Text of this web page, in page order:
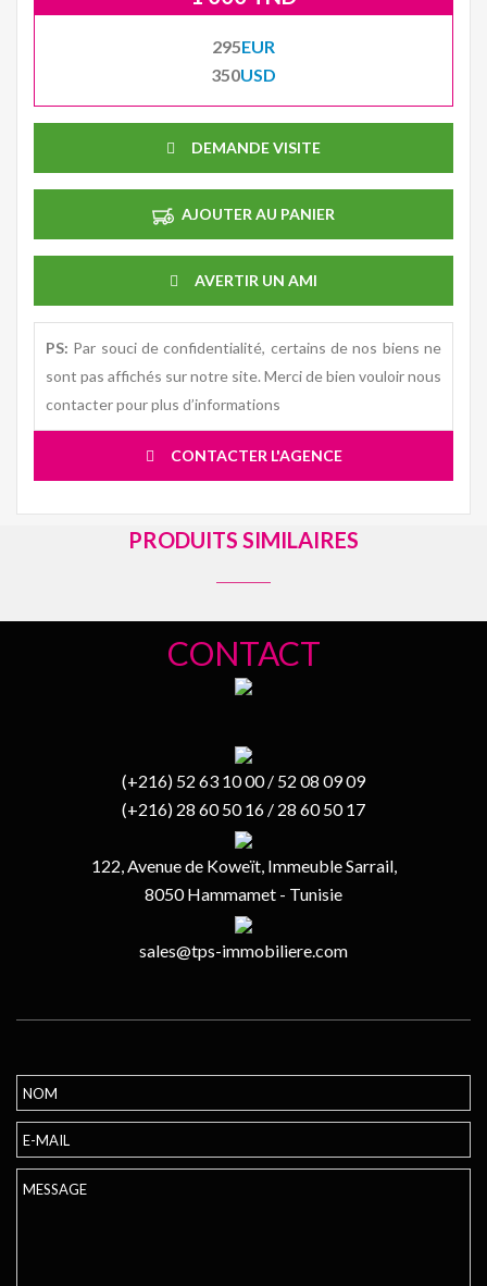
295EUR
350USD
DEMANDE VISITE
AJOUTER AU PANIER
AVERTIR UN AMI
PS: Par souci de confidentialité, certains de nos biens ne
sont pas affichés sur notre site. Merci de bien vouloir nous
contacter pour plus d’informations
CONTACTER L'AGENCE
PRODUITS SIMILAIRES
CONTACT
(+216) 52 63 10 00 / 52 08 09 09
(+216) 28 60 50 16 / 28 60 50 17
122, Avenue de Koweït, Immeuble Sarrail,
8050 Hammamet - Tunisie
sales@tps-immobiliere.com